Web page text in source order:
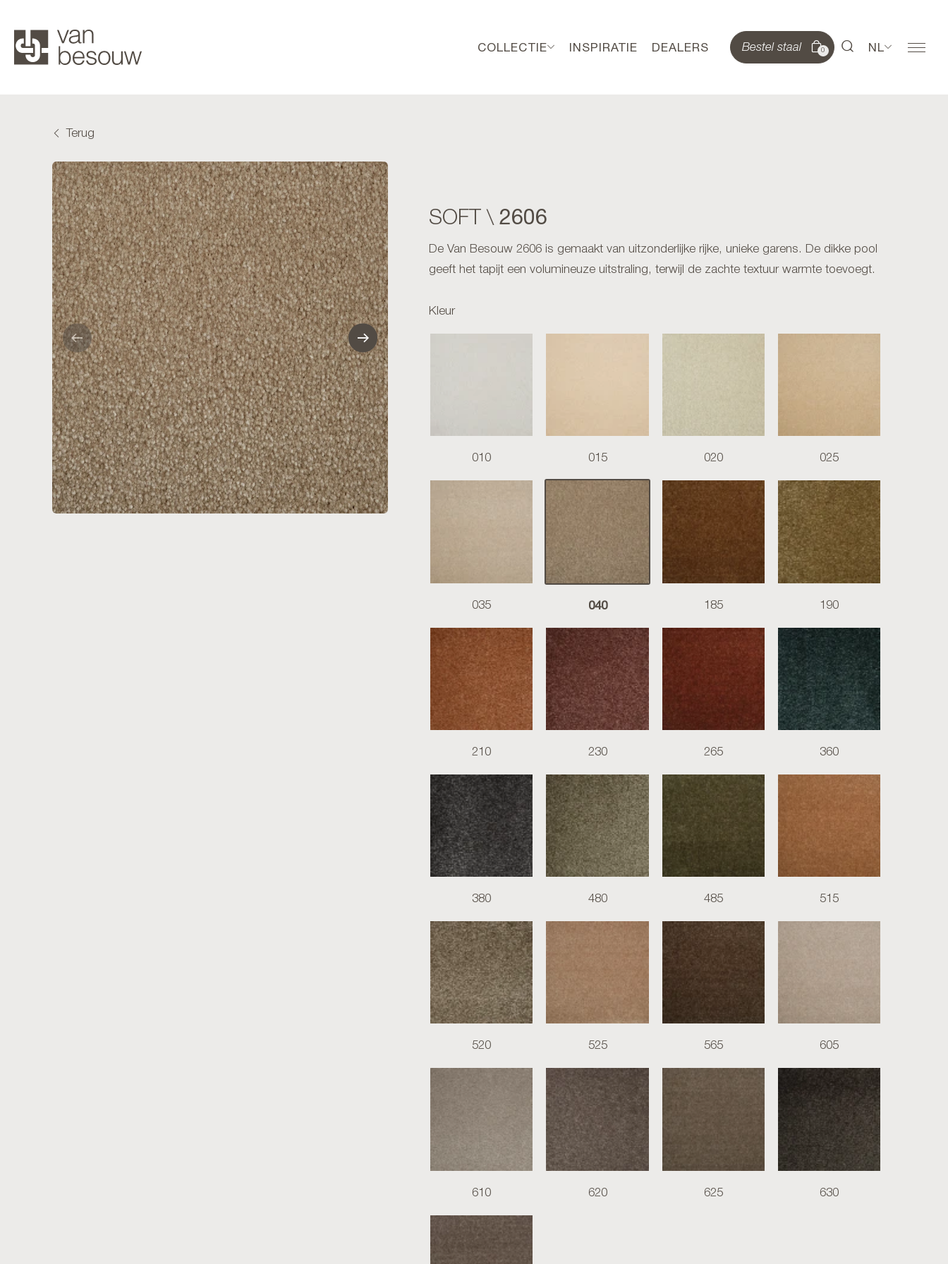
COLLECTIE INSPIRATIE DEALERS Bestel staal 0 NL
Terug
SOFT \ 2606
De Van Besouw 2606 is gemaakt van uitzonderlijke rijke, unieke garens. De dikke pool
geeft het tapijt een volumineuze uitstraling, terwijl de zachte textuur warmte toevoegt.
Kleur
010 015 020 025
035 040 185 190
210 230 265 360
380 480 485 515
520 525 565 605
610 620 625 630